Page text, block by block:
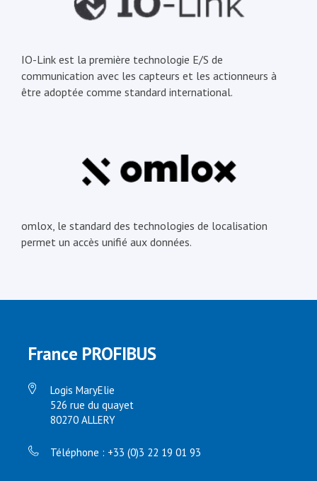
IO-Link est la première technologie E/S de
communication avec les capteurs et les actionneurs à
être adoptée comme standard international.
omlox, le standard des technologies de localisation
permet un accès unifié aux données.
France PROFIBUS
Logis MaryElie
526 rue du quayet
80270 ALLERY
Téléphone : +33 (0)3 22 19 01 93